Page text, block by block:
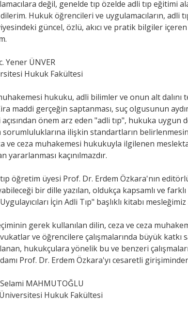
değil, genelde tıp özelde adli tıp eğitimi
Hukuk öğrencileri ve uygulamacıların, adli
güncel, özlü, akıcı ve pratik bilgiler
Yener ÜNVER
Hukuk Fakültesi
hukuku, adli bilimler ve onun alt dalını
maddi gerçeğin saptanması, suç olgusunun
önem arz eden "adli tıp", hukuka uygun
sorumluluklarına ilişkin standartların
ve ceza muhakemesi hukukuyla ilgilenen
yararlanması kaçınılmazdır.
tıp öğretim üyesi Prof. Dr. Erdem Özkara'nın
bir dille yazılan, oldukça kapsamlı ve
İçin Adli Tıp" başlıklı kitabı
gerek kullanılan dilin, ceza ve ceza
ve öğrencilere çalışmalarında büyük katkı
hukukçulara yönelik bu ve benzeri
Prof. Dr. Erdem Özkara'yı cesaretli
MAHMUTOĞLU
Hukuk Fakültesi